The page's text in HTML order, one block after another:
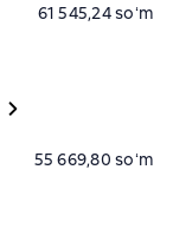
61 545,24 soʻm
55 669,80 soʻm